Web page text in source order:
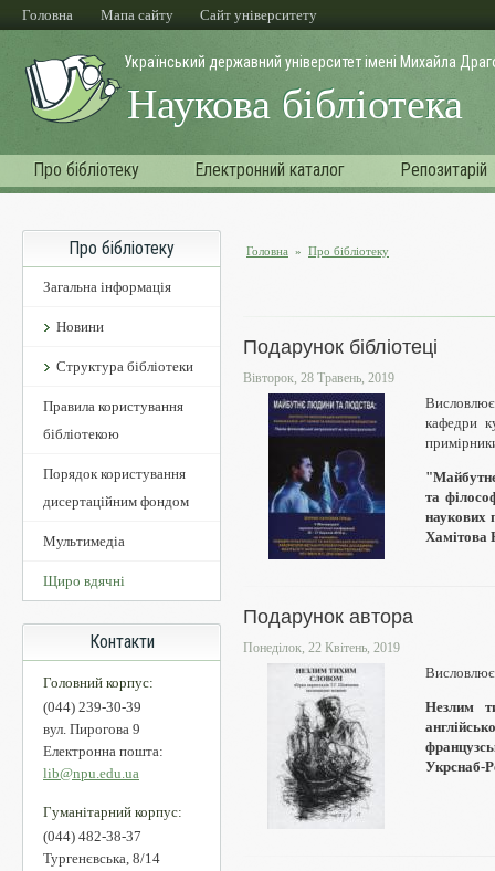
Перейти до основного матеріалу
Головна Мапа сайту Cайт університету
Український державний університет імені Михайла
Наукова бібліотека
Про бібліотеку Електронний каталог Репозитарій
Про бібліотеку
Загальна інформація
Новини
Структура бібліотеки
Правила користування
бібліотекою
Порядок користування
дисертаційним фондом
Мультимедіа
Щиро вдячні
Контакти
Головний корпус:
(044) 239-30-39
вул. Пирогова 9
Електронна пошта:
lib@npu.edu.ua
Гуманітарний корпус:
(044) 482-38-37
Тургенєвська, 8/14
Ви є тут
Головна » Про бібліотеку
Подарунок бібліотеці
Вівторок, 28 Травень, 2019
кафедри
"Майбутнє
та
наукових
Хамітова
Подарунок автора
Понеділок, 22 Квітень, 2019
Незлим
Укрснаб-